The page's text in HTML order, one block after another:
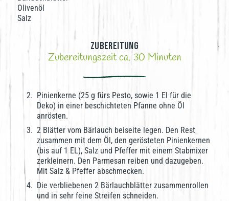
Olivenöl
Salz
Zubereitung
Zubereitungszeit ca. 30 Minuten
Pinienkerne (25 g fürs Pesto, sowie 1 El für die
Deko) in einer beschichteten Pfanne ohne Öl
anrösten.
2 Blätter vom Bärlauch beiseite legen. Den Rest
zusammen mit dem Öl, den gerösteten Pinienkernen
(bis auf 1 EL), Salz und Pfeffer mit einem Stabmixer
zerkleinern. Den Parmesan reiben und dazugeben.
Mit Salz & Pfeffer abschmecken.
Die verbliebenen 2 Bärlauchblätter zusammenrollen
und in sehr feine Streifen schneiden.